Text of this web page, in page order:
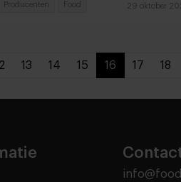
29 oktober
Producenten Food
13 14 15 16 17 18